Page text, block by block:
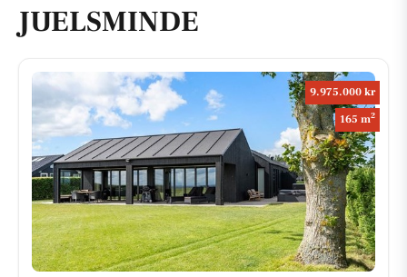
JUELSMINDE
9.975.000 kr
165 m2